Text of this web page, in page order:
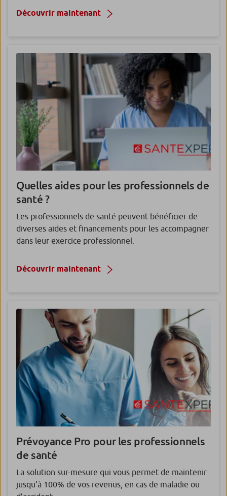
Découvrir maintenant
Quelles aides pour les professionnels de
santé ?
Les professionnels de santé peuvent bénéficier de
diverses aides et financements pour les accompagner
dans leur exercice professionnel.
Découvrir maintenant
Prévoyance Pro pour les professionnels
de santé
La solution sur-mesure qui vous permet de maintenir
jusqu’à 100% de vos revenus, en cas de maladie ou